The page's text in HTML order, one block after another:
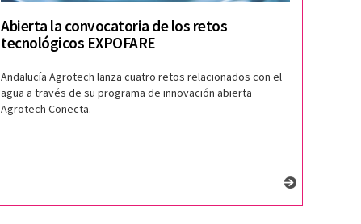
Abierta la convocatoria de los retos
tecnológicos EXPOFARE
Andalucía Agrotech lanza cuatro retos relacionados con el
agua a través de su programa de innovación abierta
Agrotech Conecta.